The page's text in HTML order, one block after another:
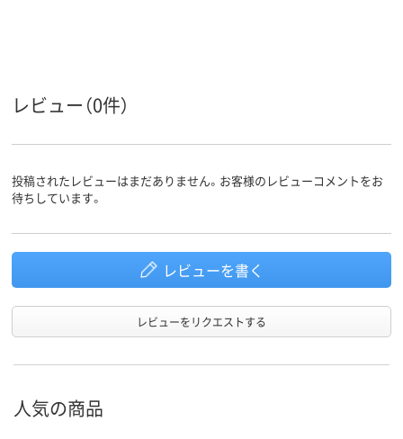
レビュー（0件）
投稿されたレビューはまだありません。お客様のレビューコメントをお
待ちしています。
レビューを書く
レビューをリクエストする
人気の商品